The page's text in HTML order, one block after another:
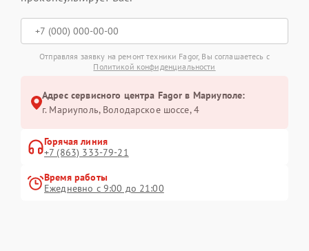
Отправляя заявку на ремонт техники Fagor, Вы соглашаетесь с
Политикой конфиденциальности
Адрес сервисного центра Fagor в Мариуполе:
г. Мариуполь, Володарское шоссе, 4
Горячая линия
+7 (863) 333-79-21
Время работы
Ежедневно с 9:00 до 21:00